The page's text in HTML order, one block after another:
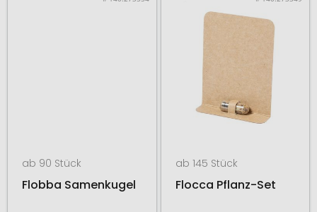
ab 90 Stück
Flobba Samenkugel
ab 145 Stück
Flocca Pflanz-Set